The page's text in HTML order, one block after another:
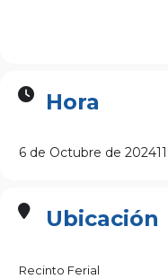
Hora
6 de Octubre de 2024
Ubicación
Recinto Ferial